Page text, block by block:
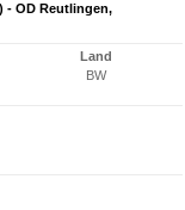
- OD Reutlingen,
Land
BW